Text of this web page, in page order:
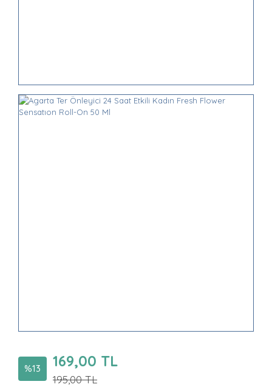
%13 169,00 TL
195,00 TL